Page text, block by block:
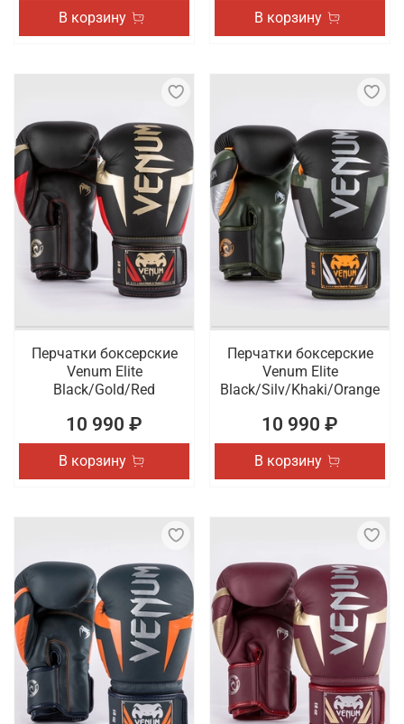
В корзину В корзину
Перчатки боксерские
Venum Elite
Black/Gold/Red
10 990 ₽
В корзину
Перчатки боксерские
Venum Elite
Black/Silv/Khaki/Orange
10 990 ₽
В корзину